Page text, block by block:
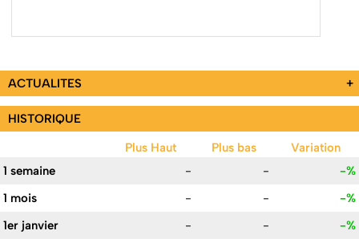
ACTUALITES +
HISTORIQUE
Plus Haut
Plus bas
Variation
1 semaine
- -
-%
1 mois
- -
-%
1er janvier
- -
-%